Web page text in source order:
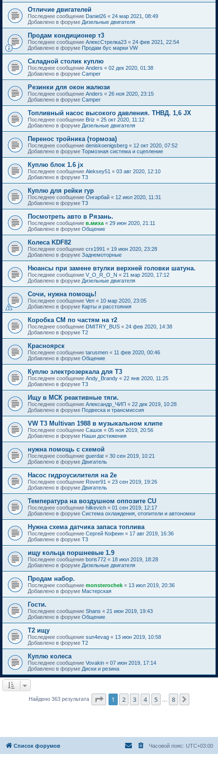
Отличие двигателей
Последнее сообщение Daniel26 « 24 мар 2021, 08:49
Добавлено в форуме Дизельные двигателя
Продам кондиционер т3
Последнее сообщение АлексСтрелка23 « 24 фев 2021, 22:54
Добавлено в форуме Продам бус марки VW
Складной столик куплю
Последнее сообщение Anders « 02 дек 2020, 01:38
Добавлено в форуме Camper
Резинки для окон жалюзи
Последнее сообщение Anders « 26 ноя 2020, 23:15
Добавлено в форуме Camper
Топливный насос высокого давления. ТНВД. 1,6 JX
Последнее сообщение Briz « 25 окт 2020, 11:12
Добавлено в форуме Дизельные двигателя
Перенос тройника (тормоза)
Последнее сообщение deniskoenigsberg « 12 окт 2020, 07:52
Добавлено в форуме Тормозная система и сцепление
Куплю блок 1.6 jx
Последнее сообщение Aleksey51 « 03 авг 2020, 12:10
Добавлено в форуме T3
Куплю для рейки гур
Последнее сообщение Онгарбай « 12 июл 2020, 11:31
Добавлено в форуме T3
Посмотреть авто в Рязань.
Последнее сообщение в.миха « 29 июн 2020, 21:11
Добавлено в форуме Общение
Колеса KDF82
Последнее сообщение crx1991 « 19 июн 2020, 23:28
Добавлено в форуме Заднемоторные
Нюансы при замене втулки верхней головки шатуна.
Последнее сообщение V_O_R_O_N « 21 мар 2020, 17:12
Добавлено в форуме Дизельные двигателя
Сочи, нужна помощь!
Последнее сообщение Ven « 10 мар 2020, 23:05
Добавлено в форуме Карты и расстояния
Коробка СМ по частям на т2
Последнее сообщение DMITRY_BUS « 24 фев 2020, 14:38
Добавлено в форуме T2
Красноярск
Последнее сообщение tarusmen « 11 фев 2020, 00:46
Добавлено в форуме Общение
Куплю электрозеркала для Т3
Последнее сообщение Andy_Brandy « 22 янв 2020, 11:25
Добавлено в форуме T3
Ищу в МСК реактивные тяги.
Последнее сообщение Александр_ЧИП « 22 дек 2019, 10:28
Добавлено в форуме Подвеска и трансмиссия
VW T3 Multivan 1988 в музыкальном клипе
Последнее сообщение Сашок « 05 ноя 2019, 20:56
Добавлено в форуме Наши достижения
нужна помощь с схемой
Последнее сообщение guerdat « 30 сен 2019, 10:21
Добавлено в форуме Двигатель
Насос гидроусилителя на 2е
Последнее сообщение Rover91 « 23 сен 2019, 19:26
Добавлено в форуме Двигатель
Температура на воздушном оппозите CU
Последнее сообщение hilkevich « 01 сен 2019, 12:17
Добавлено в форуме Система охлаждения, отопители и автономки
Нужна схема датчика запаса топлива
Последнее сообщение Сергей Кофеин « 17 авг 2019, 16:36
Добавлено в форуме T3
ищу кольца поршневые 1.9
Последнее сообщение boris772 « 18 июл 2019, 18:28
Добавлено в форуме Дизельные двигателя
Продам набор.
Последнее сообщение monsterochek « 13 июл 2019, 20:36
Добавлено в форуме Мастерская
Гости.
Последнее сообщение Shans « 21 июн 2019, 19:43
Добавлено в форуме Общение
Т2 ищу
Последнее сообщение sun4evag « 13 июн 2019, 10:58
Добавлено в форуме T2
Куплю колеса
Последнее сообщение Vovakin « 07 июн 2019, 17:14
Добавлено в форуме Диски и резина
Найдено 363 результата Страница из
1 2 3 4 5 8
Список форумов Часовой пояс: UTC+03:00